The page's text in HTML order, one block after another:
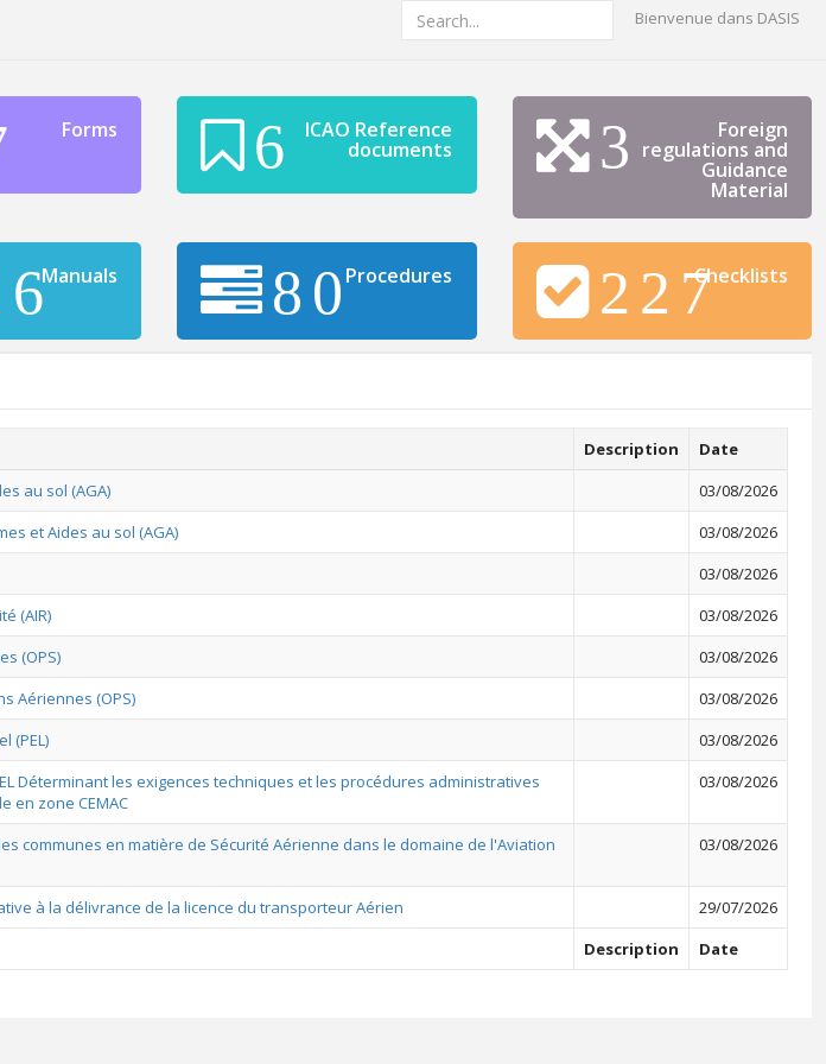
Bienvenue dans DASIS
Forms 6 ICAO Reference
documents 3 Foreign
regulations and
Guidance
Material
Manuals 80Procedures 227Checklists
Description
Date
au sol (AGA)
03/08/2026
et Aides au sol (AGA)
03/08/2026
03/08/2026
(AIR)
03/08/2026
(OPS)
03/08/2026
Aériennes (OPS)
03/08/2026
(PEL)
03/08/2026
PEL Déterminant les exigences techniques et les procédures administratives
en zone CEMAC
03/08/2026
communes en matière de Sécurité Aérienne dans le domaine de l'Aviation
03/08/2026
à la délivrance de la licence du transporteur Aérien
29/07/2026
Description Date